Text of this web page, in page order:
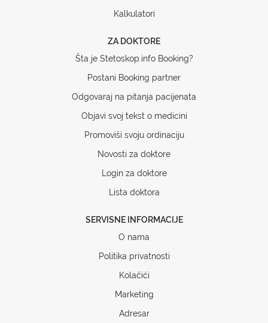
Kalkulatori
ZA DOKTORE
Šta je Stetoskop.info Booking?
Postani Booking partner
Odgovaraj na pitanja pacijenata
Objavi svoj tekst o medicini
Promoviši svoju ordinaciju
Novosti za doktore
Login za doktore
Lista doktora
SERVISNE INFORMACIJE
O nama
Politika privatnosti
Kolačići
Marketing
Adresar